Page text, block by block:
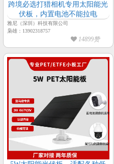
跨境必选打猎相机专用太阳能光
伏板，内置电池不能拉电
雅尼（深圳）科技有限公司
枭雄：13902318757
14899赞